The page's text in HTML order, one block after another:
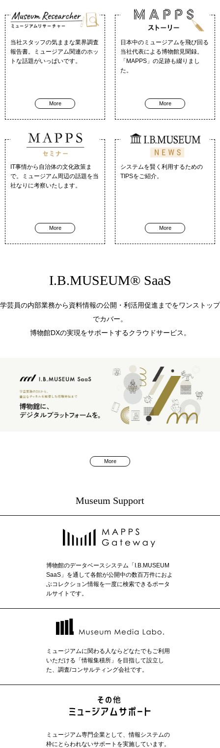
当社スタッフの気ままな業界調査
報告書。ミュージアム関連のホッ
トな話題がいっぱいです。
More
日本中のミュージアムを飛び回る
当社代表による博物館見聞録。
「MAPPS」の足跡も綴りまし
た。
More
IT事情から自治体の文化政策ま
で。ミュージアム周辺の話題を当
社なりに考察いたします。
More
システムを賢く利用するための
TIPSをご紹介。
More
I.B.MUSEUM® SaaS
学芸員の内部業務から資料情報の公開・利活用促進までをワンストップ
でカバー。
博物館DXの実現をサポートするクラウドサービス。
More
Museum Support
博物館のデータベースシステム「I.B.MUSEUM
SaaS」を通して各館が公開中の数百万件におよ
ぶコレクション情報を一度に検索できるポータ
ルサイトです。
ミュージアムに関わる人ならどなたでもご利用
いただける「情報集積所」を目指して設立し
た、調査/コンサルティング会社です。
ミュージアム専門企業として、情報システムの
枠にとらわれないサポートを実施しています。